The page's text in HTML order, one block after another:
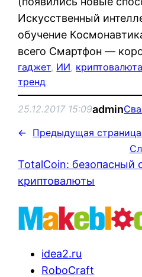
Искусственный
обучение
всего Смартфон —
гаджет, ИИ, криптовалюта
тренд
25.12.2017 15:09admin
← Предыдущая страница
TotalCoin: безопасный
криптовалюты
idea2.ru
RoboCraft